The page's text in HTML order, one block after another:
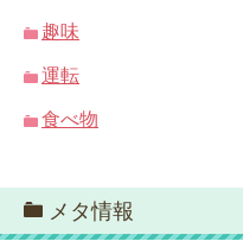
趣味
運転
食べ物
メタ情報